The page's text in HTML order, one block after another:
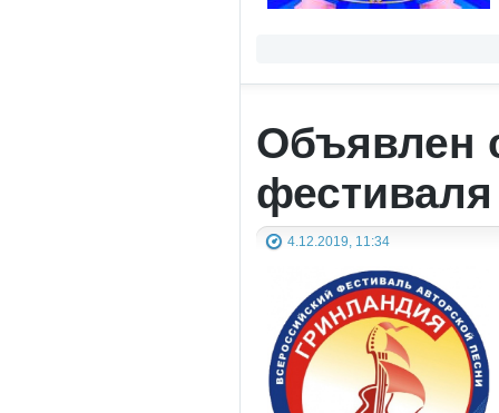
Объявлен
4.12.2019, 11:34